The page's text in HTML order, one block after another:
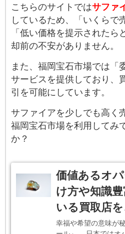
こちらのサイトではサファ
しているため、「いくらで
「低い価格を提示された
却前の不安がありません。
また、福岡宝石市場では「
サービスを提供しており、
引を可能にしています。
サファイアを少しでも高く
福岡宝石市場を利用してみ
か？
価値あるオ
け方や知識
いる買取店を
幸福や希望の意味が